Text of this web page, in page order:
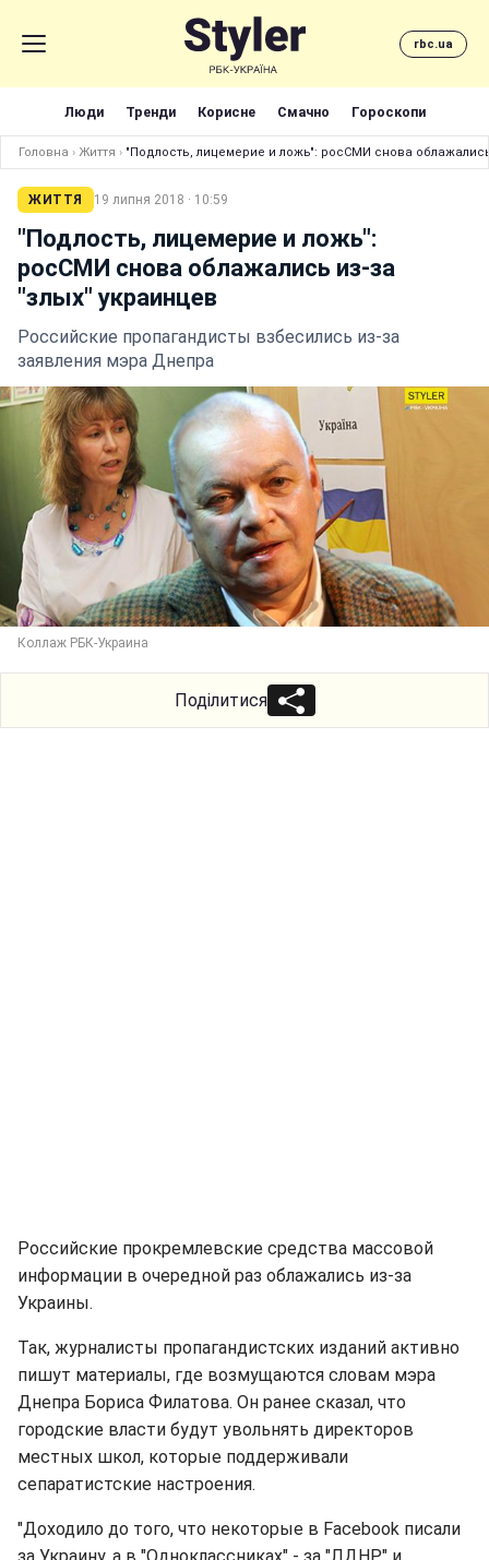
rbc.ua
Люди Тренди Корисне Смачно Гороскопи
Головна › Життя › "Подлость, лицемерие и ложь": росСМИ снова
ЖИТТЯ 19 липня 2018 · 10:59
"Подлость, лицемерие и ложь":
росСМИ снова облажались из-за
"злых" украинцев
Российские пропагандисты взбесились из-за
заявления мэра Днепра
Коллаж РБК-Украина
Поділитися
Российские прокремлевские средства массовой
информации в очередной раз облажались из-за
Украины.
Так, журналисты пропагандистских изданий активно
пишут материалы, где возмущаются словам мэра
Днепра Бориса Филатова. Он ранее сказал, что
городские власти будут увольнять директоров
местных школ, которые поддерживали
сепаратистские настроения.
"Доходило до того, что некоторые в Facebook писали